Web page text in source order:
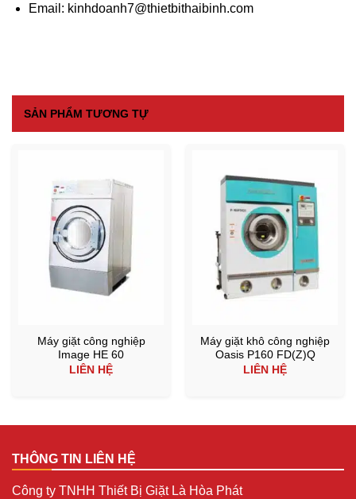
Email : kinhdoanh7@thietbithaibinh.com
SẢN PHẨM TƯƠNG TỰ
Máy giặt công nghiệp
Image HE 60
LIÊN HỆ
Máy giặt khô công nghiệp
Oasis P160 FD(Z)Q
LIÊN HỆ
THÔNG TIN LIÊN HỆ
Công ty TNHH Thiết Bị Giặt Là Hòa Phát